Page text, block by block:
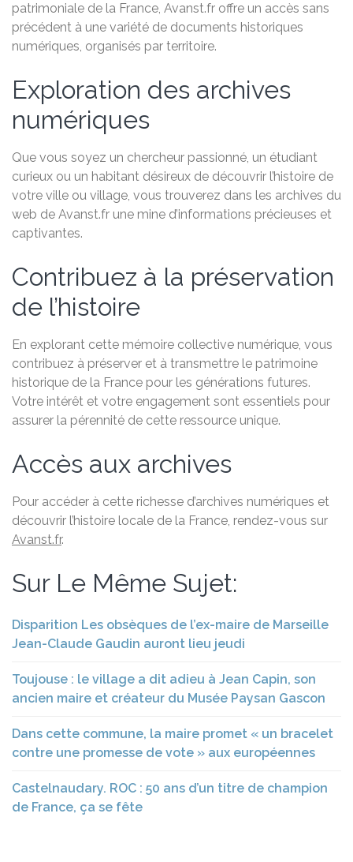
patrimoniale de la France, Avanst.fr offre un accès sans
précédent à une variété de documents historiques
numériques, organisés par territoire.
Exploration des archives
numériques
Que vous soyez un chercheur passionné, un étudiant
curieux ou un habitant désireux de découvrir l’histoire de
votre ville ou village, vous trouverez dans les archives du
web de Avanst.fr une mine d’informations précieuses et
captivantes.
Contribuez à la préservation
de l’histoire
En explorant cette mémoire collective numérique, vous
contribuez à préserver et à transmettre le patrimoine
historique de la France pour les générations futures.
Votre intérêt et votre engagement sont essentiels pour
assurer la pérennité de cette ressource unique.
Accès aux archives
Pour accéder à cette richesse d’archives numériques et
découvrir l’histoire locale de la France, rendez-vous sur
Avanst.fr.
Sur Le Même Sujet:
Disparition Les obsèques de l’ex-maire de Marseille
Jean-Claude Gaudin auront lieu jeudi
Toujouse : le village a dit adieu à Jean Capin, son
ancien maire et créateur du Musée Paysan Gascon
Dans cette commune, la maire promet « un bracelet
contre une promesse de vote » aux européennes
Castelnaudary. ROC : 50 ans d’un titre de champion
de France, ça se fête